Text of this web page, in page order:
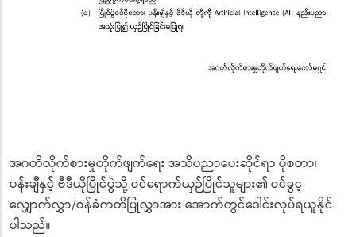
အဂတိလိုက်စားမှုတိုက်ဖျက်ရေး အသိပညာပေးဆိုင်ရာ ပိုစတာ၊
ပန်းချီနှင့် ဗီဒီယိုပြိုင်ပွဲသို့ ဝင်ရောက်ယှဉ်ပြိုင်သူများ၏ ဝင်ခွင့
လျှောက်လွှာ/ဝန်ခံကတိပြုလွှာအား အောက်တွင်ဒေါင်းလုပ်ရယူနိုင်
ပါသည်။